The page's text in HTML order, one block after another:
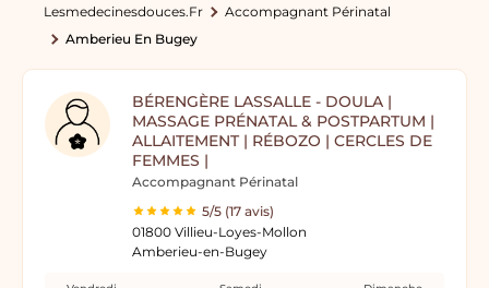
Lesmedecinesdouces.fr
Accompagnant Périnatal
Amberieu En Bugey
BÉRENGÈRE LASSALLE - DOULA |
MASSAGE PRÉNATAL & POSTPARTUM |
ALLAITEMENT | RÉBOZO | CERCLES DE
FEMMES |
Accompagnant Périnatal
5/5 (17 avis)
01800 Villieu-Loyes-Mollon
Amberieu-en-Bugey